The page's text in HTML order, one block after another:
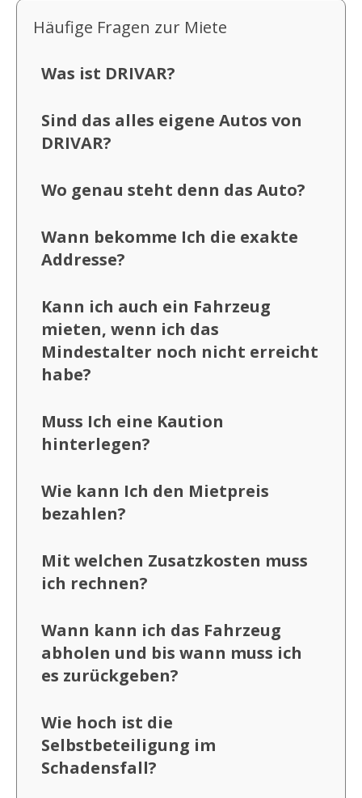
Häufige Fragen zur Miete
Was ist DRIVAR?
Sind das alles eigene Autos von
DRIVAR?
Wo genau steht denn das Auto?
Wann bekomme Ich die exakte
Addresse?
Kann ich auch ein Fahrzeug
mieten, wenn ich das
Mindestalter noch nicht erreicht
habe?
Muss Ich eine Kaution
hinterlegen?
Wie kann Ich den Mietpreis
bezahlen?
Mit welchen Zusatzkosten muss
ich rechnen?
Wann kann ich das Fahrzeug
abholen und bis wann muss ich
es zurückgeben?
Wie hoch ist die
Selbstbeteiligung im
Schadensfall?